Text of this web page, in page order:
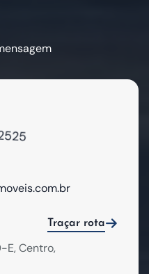
Traçar rota
E, Centro,